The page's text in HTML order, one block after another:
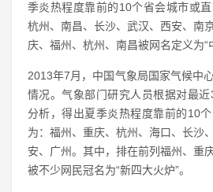
季炎热程度靠前的10个省会城市或直
杭州、南昌、长沙、武汉、西安、南
庆、福州、杭州、南昌被网名定义为“
2013年7月，中国气象局国家气候中
情况。气象部门研究人员根据对最
分析，得出夏季炎热程度靠前的10
为：福州、重庆、杭州、海口、长沙
安、广州。其中，排在前列福州、重
被不少网民冠名为“新四大火炉”。